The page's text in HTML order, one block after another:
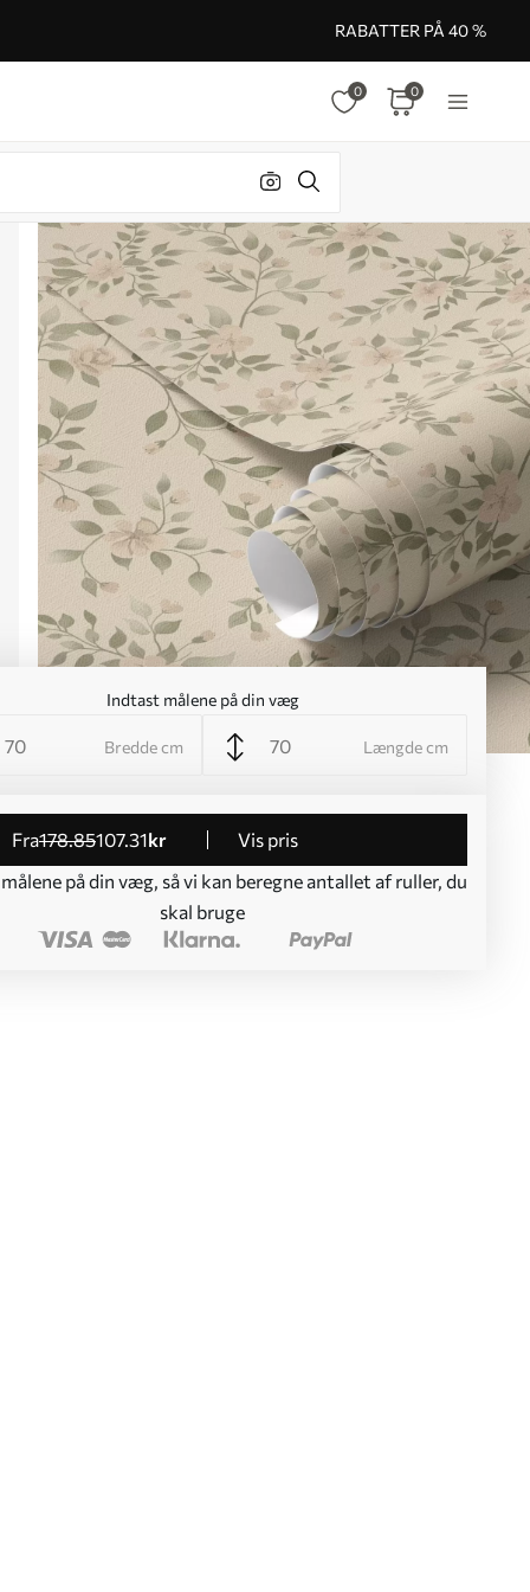
RABATTER PÅ 40 %
0 0
Indtast målene på din væg
Bredde cm Længde cm
fra178.85107.31kr
Vis pris
på din væg, så vi kan beregne antallet af ruller, du
skal bruge